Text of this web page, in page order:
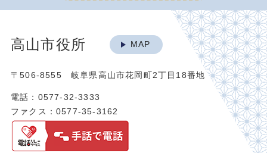
高山市役所 MAP
〒506-8555 岐阜県高山市花岡町2丁目18番地
電話：0577-32-3333
ファクス：0577-35-3162